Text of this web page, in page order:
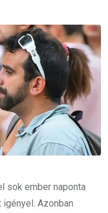
Email
sok ember naponta
Azonban